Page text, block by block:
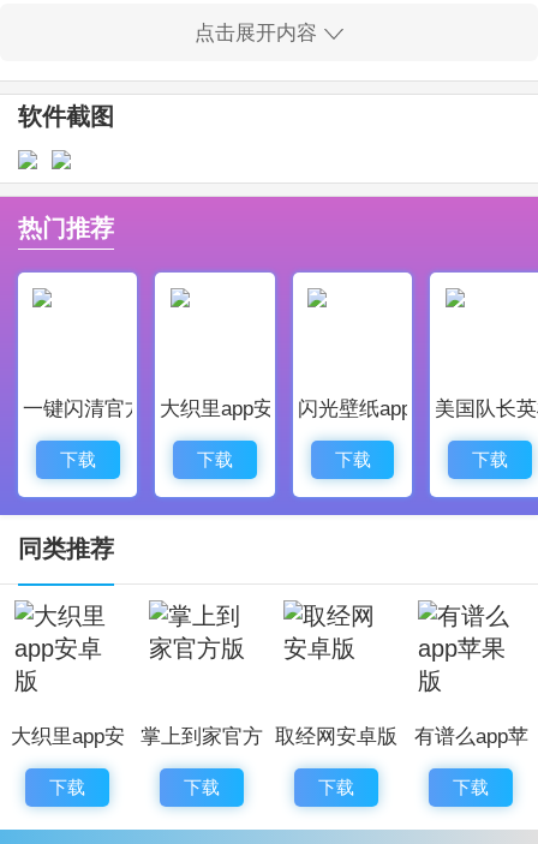
u盘连接,选择为您提供多种多样的照片。
2、轻松快捷的操作就能完成打印。
富士打印app官网安卓版软件亮点
1、富士打印app官网安卓版为用户们提供良好优质
的服务，让每一个用户都能在软件中获取最好，最舒适
的体验。
2、是一款非常智能的手机远程打印照片移动软件，
1、修复了bug，优化了一些交互体验
2、优化了程序的稳定性，更加流畅
3、调整了部分页面布局，让界面更加整洁美观
4、新增模块
点击展开内容
软件截图
热门推荐
一键闪清官方最新版
下载
大织里app安卓版
下载
闪光壁纸app安卓最新版
下载
美国队长
下载
同类推荐
大织里app安
卓版
下载
掌上到家官方
版
下载
取经网安卓版
下载
有谱么app苹
果版
下载